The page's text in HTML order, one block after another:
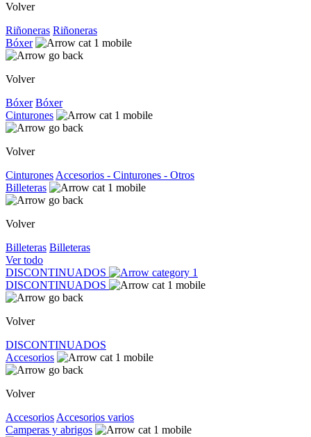
Volver
Riñoneras Riñoneras
Bóxer
Volver
Bóxer Bóxer
Cinturones
Volver
Cinturones Accesorios - Cinturones - Otros
Billeteras
Volver
Billeteras Billeteras
Ver todo
DISCONTINUADOS
DISCONTINUADOS
Volver
DISCONTINUADOS
Accesorios
Volver
Accesorios Accesorios varios
Camperas y abrigos